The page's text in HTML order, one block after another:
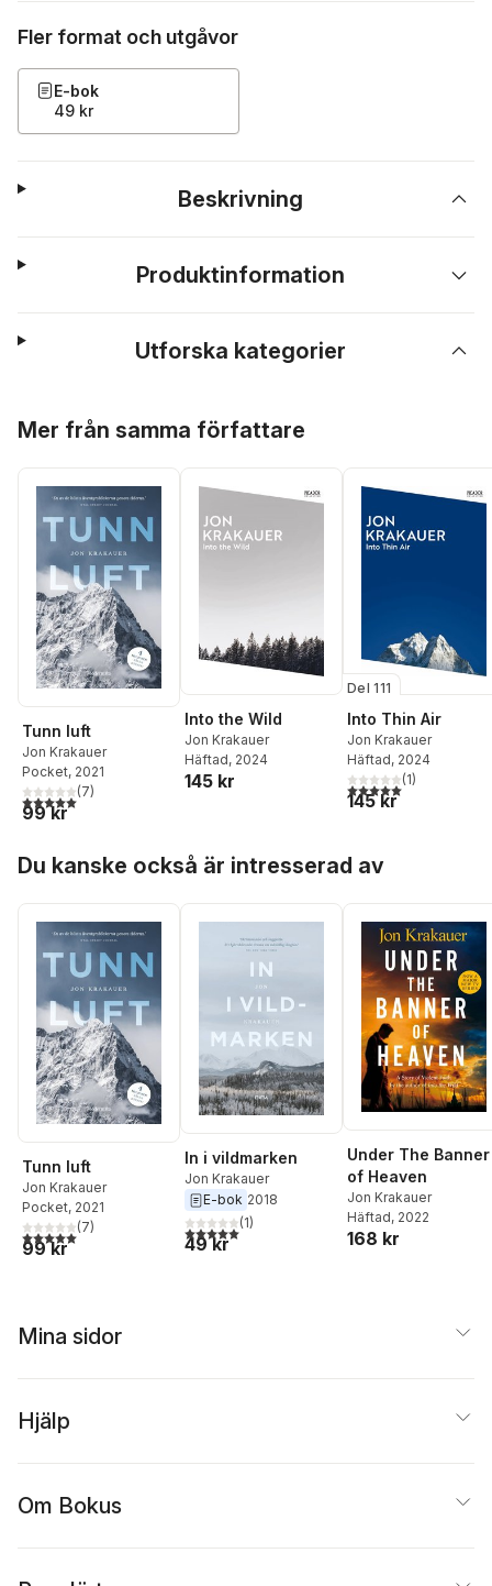
Fler format och utgåvor
E-bok
49 kr
Beskrivning
Produktinformation
Utforska kategorier
Mer från samma författare
Tunn luft
Jon Krakauer
Pocket, 2021
5,0utav 5 stjärnor. Totalt antal röster:
(7)
99 kr
Into the Wild
Jon Krakauer
Häftad, 2024
145 kr
Del 111
Into Thin Air
Jon Krakauer
Häftad, 2024
5,0utav 5 stjärnor.
(1)
145 kr
Du kanske också är intresserad av
Tunn luft
Jon Krakauer
Pocket, 2021
5,0utav 5 stjärnor. Totalt antal röster:
(7)
99 kr
In i vildmarken
Jon Krakauer
E-bok 2018
5,0utav 5 stjärnor. Totalt antal röster:
(1)
49 kr
Under The Banner
of Heaven
Jon Krakauer
Häftad, 2022
168 kr
Mina sidor
Hjälp
Om Bokus